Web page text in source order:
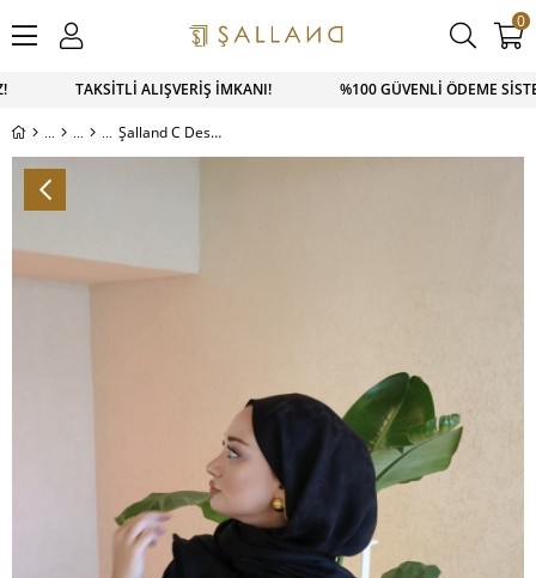
TAKSİTLİ ALIŞVERİŞ İMKANI! %100 GÜVENLİ ÖDEME
0
Şalland C Desen Yün Kaşmir Şal Siyah